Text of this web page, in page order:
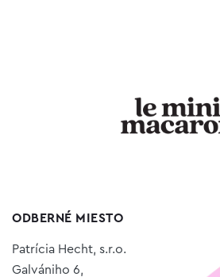
ODBERNÉ MIESTO
Patrícia Hecht, s.r.o.
Galvániho 6,